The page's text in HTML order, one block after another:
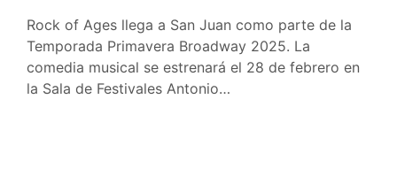
Rock of Ages llega a San Juan como parte de la
Temporada Primavera Broadway 2025. La
comedia musical se estrenará el 28 de febrero en
la Sala de Festivales Antonio…